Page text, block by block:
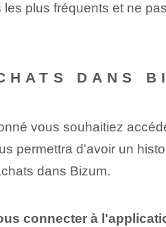
plus fréquents et ne
DANS
vous souhaitiez
permettra d'avoir un
dans Bizum.
connecter à